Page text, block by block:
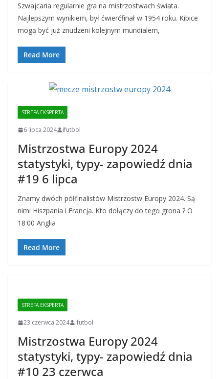
Szwajcaria regularnie gra na mistrzostwach świata.
Najlepszym wynikiem, był ćwierćfinał w 1954 roku. Kibice
mogą być już znudzeni kolejnym mundialem,
Read More
STREFA EKSPERTA
6 lipca 2024 ifutbol
Mistrzostwa Europy 2024
statystyki, typy- zapowiedź dnia
#19 6 lipca
Znamy dwóch półfinalistów Mistrzostw Europy 2024. Są
nimi Hiszpania i Francja. Kto dołączy do tego grona ? O
18:00 Anglia
Read More
STREFA EKSPERTA
23 czerwca 2024 ifutbol
Mistrzostwa Europy 2024
statystyki, typy- zapowiedź dnia
#10 23 czerwca